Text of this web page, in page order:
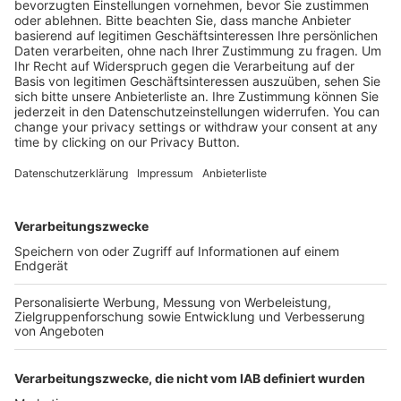
25,90 €
Mehr Infos
Kostenlose Rücksendung bis zu 14 Tage nach
Bestelleingang (innerhalb Deutschlands).
Versandkosten.
Der Bestellprozess ist mit Hilfe eines SSL-
SERVICE HOTLINE